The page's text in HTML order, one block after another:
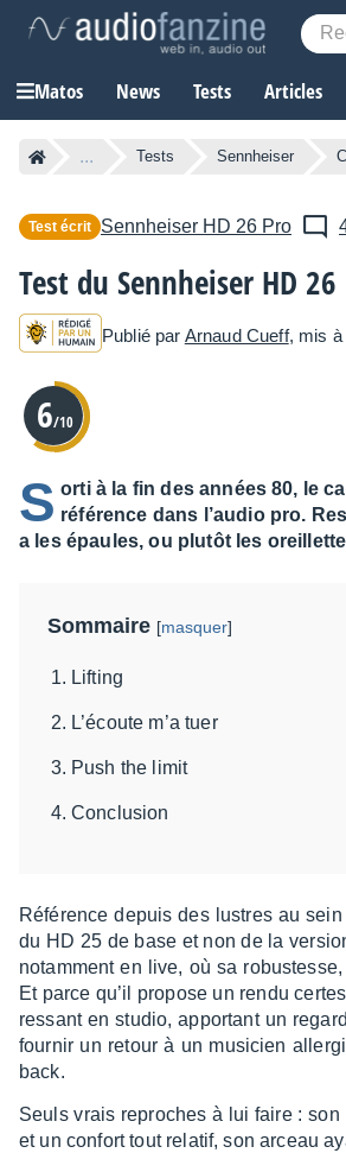
Matos News Tests Articles
... Tests Sennheiser
Test écrit Sennheiser HD 26 Pro
Test du Sennheiser HD
Publié par Arnaud Cueff, mis à
6/10
S orti à la fin des années 80, le
référence dans l’audio pro.
a les épaules, ou plutôt les
Sommaire [masquer]
Lifting
L’écoute m’a tuer
Push the limit
Conclusion
Réfé­rence depuis des lustres au
du HD 25 de base et non de la
notam­ment en live, où sa
Et parce qu’il propose un rendu
res­sant en studio, appor­tant un
four­nir un retour à un musi­cien
back.
Seuls vrais reproches à lui faire :
et un confort tout rela­tif, son arceau